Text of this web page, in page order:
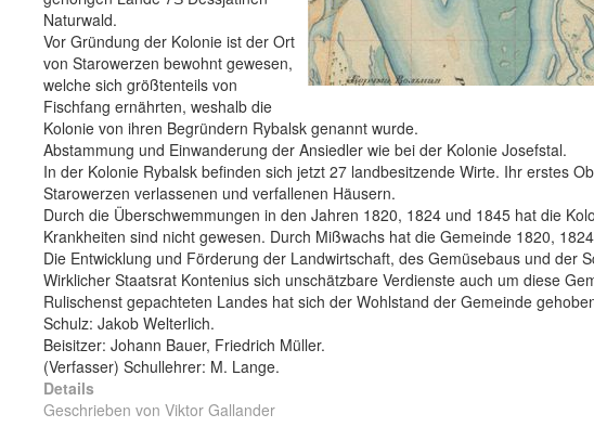
Naturwald.
Vor Gründung der Kolonie ist der Ort
von Starowerzen bewohnt gewesen,
welche sich größtenteils von
Fischfang ernährten, weshalb die
Kolonie von ihren Begründern Rybalsk genannt wurde.
Abstammung und Einwanderung der Ansiedler wie bei der Kolonie Josefstal.
In der Kolonie Rybalsk befinden sich jetzt 27 landbesitzende Wirte. Ihr erstes
Starowerzen verlassenen und verfallenen Häusern.
Durch die Überschwemmungen in den Jahren 1820, 1824 und 1845 hat die
Krankheiten sind nicht gewesen. Durch Mißwachs hat die Gemeinde 1820,
Die Entwicklung und Förderung der Landwirtschaft, des Gemüsebaus und der
Wirklicher Staatsrat Kontenius sich unschätzbare Verdienste auch um diese
Rulischenst gepachteten Landes hat sich der Wohlstand der Gemeinde
Schulz: Jakob Welterlich.
Beisitzer: Johann Bauer, Friedrich Müller.
(Verfasser) Schullehrer: M. Lange.
Details
Geschrieben von Viktor Gallander